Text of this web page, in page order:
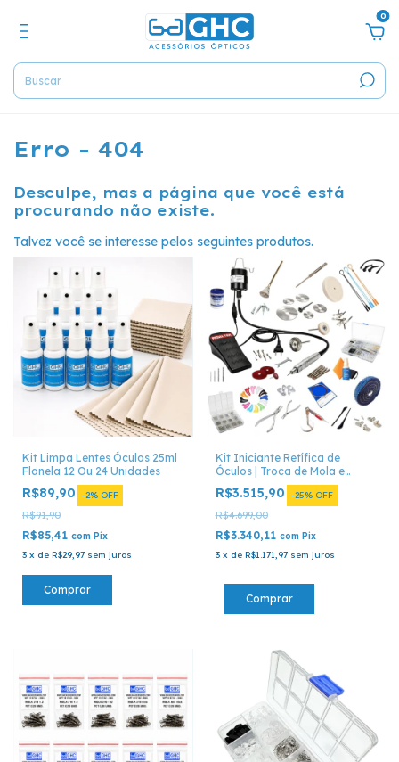
0
Erro - 404
Desculpe, mas a página que você está
procurando não existe.
Talvez você se interesse pelos seguintes produtos.
Kit Limpa Lentes Óculos 25ml
Flanela 12 Ou 24 Unidades
R$89,90 -2% OFF
R$91,90
R$85,41 com Pix
3 x de R$29,97 sem juros
Comprar
Kit Iniciante Retífica de
Óculos | Troca de Mola e
R$3.515,90 -25% OFF
R$4.699,00
R$3.340,11 com Pix
3 x de R$1.171,97 sem juros